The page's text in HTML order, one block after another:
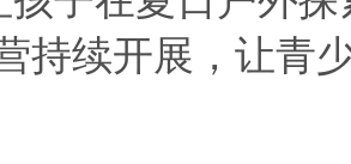
持续开展，让青